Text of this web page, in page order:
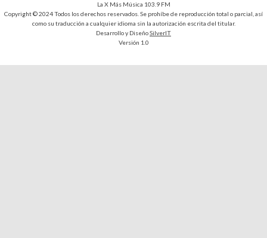
La X Más Música 103.9 FM
Copyright © 2024 Todos los derechos reservados. Se prohíbe de reproducción total o parcial, así
como su traducción a cualquier idioma sin la autorización escrita del titular.
Desarrollo y DiseñoSilverIT
Versión 1.0